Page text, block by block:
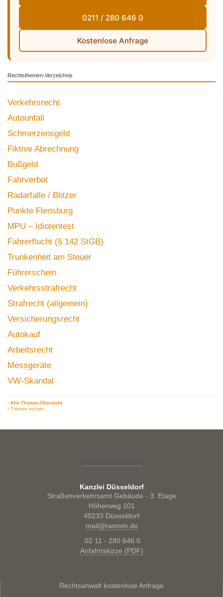
0211 / 280 646 0
Kostenlose Anfrage
Rechtsthemen-Verzeichnis
Verkehrsrecht
Autounfall
Schmerzensgeld
Fiktive Abrechnung
Bußgeld
Fahrverbot
Radarfalle / Blitzer
Punkte Flensburg
MPU – Idiotentest
Fahrerflucht (§ 142 StGB)
Trunkenheit am Steuer
Führerschein
Verkehrsstrafrecht
Strafrecht (allgemein)
Versicherungsrecht
Autokauf
Arbeitsrecht
Messgeräte
VW-Skandal
› Alle Themen-Übersicht
› Themen suchen
Kanzlei Düsseldorf
Straßenverkehrsamt Gebäude - 3. Etage
Höherweg 101
40233 Düsseldorf
mail@ramom.de
02 11 - 280 646 0
Anfahrtskizze (PDF)
Rechtsanwalt kostenlose Anfrage